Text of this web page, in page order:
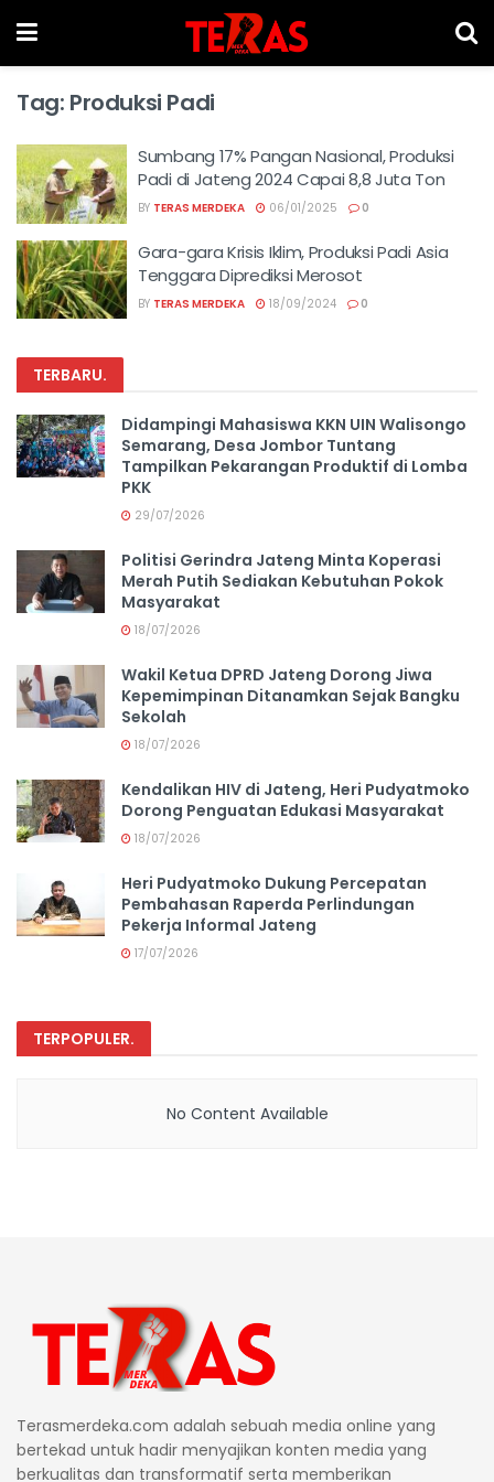
Tag: Produksi Padi
Sumbang 17% Pangan Nasional, Produksi
Padi di Jateng 2024 Capai 8,8 Juta Ton
BY TERAS MERDEKA 06/01/2025 0
Gara-gara Krisis Iklim, Produksi Padi Asia
Tenggara Diprediksi Merosot
BY TERAS MERDEKA 18/09/2024 0
TERBARU.
Didampingi Mahasiswa KKN UIN Walisongo
Semarang, Desa Jombor Tuntang
Tampilkan Pekarangan Produktif di Lomba
PKK
29/07/2026
Politisi Gerindra Jateng Minta Koperasi
Merah Putih Sediakan Kebutuhan Pokok
Masyarakat
18/07/2026
Wakil Ketua DPRD Jateng Dorong Jiwa
Kepemimpinan Ditanamkan Sejak Bangku
Sekolah
18/07/2026
Kendalikan HIV di Jateng, Heri Pudyatmoko
Dorong Penguatan Edukasi Masyarakat
18/07/2026
Heri Pudyatmoko Dukung Percepatan
Pembahasan Raperda Perlindungan
Pekerja Informal Jateng
17/07/2026
TERPOPULER.
No Content Available
Terasmerdeka.com adalah sebuah media online yang
bertekad untuk hadir menyajikan konten media yang
berkualitas dan transformatif serta memberikan